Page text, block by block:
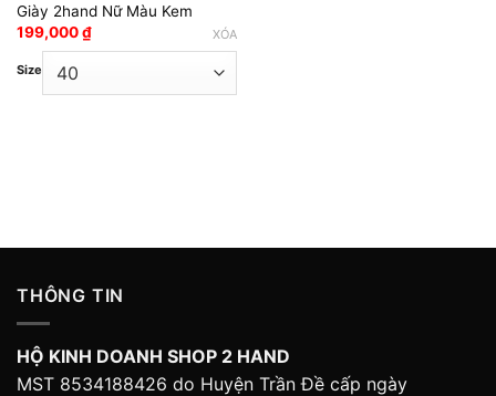
Giày 2hand Nữ Màu Kem
199,000₫
Size
XÓA
THÔNG TIN
HỘ KINH DOANH SHOP 2 HAND
MST 8534188426 do Huyện Trần Đề cấp ngày